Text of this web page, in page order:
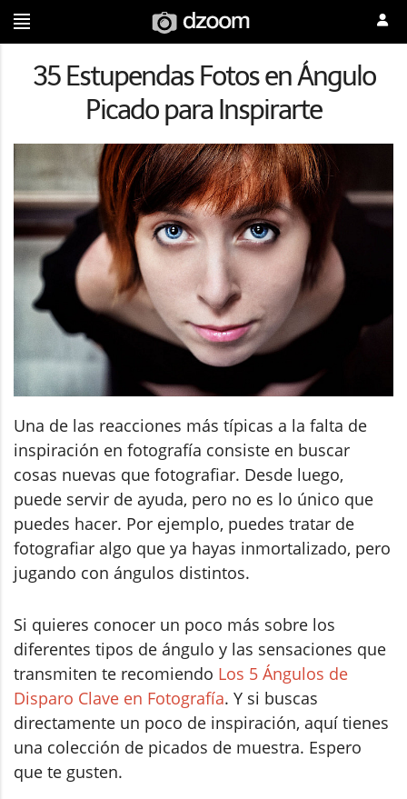
35 Estupendas Fotos en Ángulo
Picado para Inspirarte
Una de las reacciones más típicas a la falta de
inspiración en fotografía consiste en buscar
cosas nuevas que fotografiar. Desde luego,
puede servir de ayuda, pero no es lo único que
puedes hacer. Por ejemplo, puedes tratar de
fotografiar algo que ya hayas inmortalizado, pero
jugando con ángulos distintos.
Si quieres conocer un poco más sobre los
diferentes tipos de ángulo y las sensaciones que
transmiten te recomiendo Los 5 Ángulos de
Disparo Clave en Fotografía. Y si buscas
directamente un poco de inspiración, aquí tienes
una colección de picados de muestra. Espero
que te gusten.